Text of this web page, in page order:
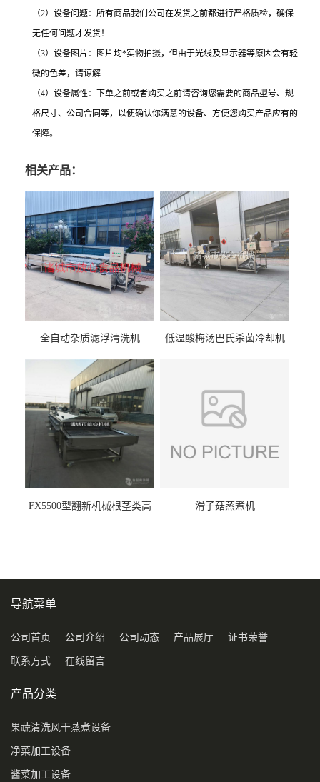
（2）设备问题：所有商品我们公司在发货之前都进行严格质检，确保
无任何问题才发货！
（3）设备图片：图片均*实物拍摄，但由于光线及显示器等原因会有轻
微的色差，请谅解
（4）设备属性：下单之前或者购买之前请咨询您需要的商品型号、规
格尺寸、公司合同等，以便确认你满意的设备、方便您购买产品应有的
保障。
相关产品：
全自动杂质滤浮清洗机 低温酸梅汤巴氏杀菌冷却机
FX5500型翻新机械根茎类高
滑子菇蒸煮机
导航菜单
公司首页 公司介绍 公司动态 产品展厅 证书荣誉
联系方式 在线留言
产品分类
果蔬清洗风干蒸煮设备
净菜加工设备
酱菜加工设备